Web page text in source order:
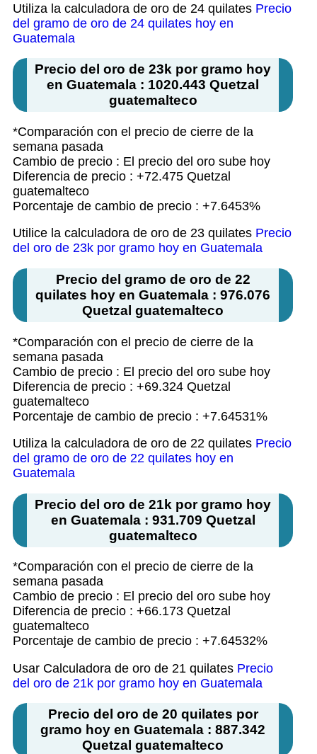
Utiliza la calculadora de oro de 24 quilates Precio
del gramo de oro de 24 quilates hoy en
Guatemala
Precio del oro de 23k por gramo hoy
en Guatemala : 1020.443 Quetzal
guatemalteco
*Comparación con el precio de cierre de la
semana pasada
Cambio de precio : El precio del oro sube hoy
Diferencia de precio : +72.475 Quetzal
guatemalteco
Porcentaje de cambio de precio : +7.6453%
Utilice la calculadora de oro de 23 quilates Precio
del oro de 23k por gramo hoy en Guatemala
Precio del gramo de oro de 22
quilates hoy en Guatemala : 976.076
Quetzal guatemalteco
*Comparación con el precio de cierre de la
semana pasada
Cambio de precio : El precio del oro sube hoy
Diferencia de precio : +69.324 Quetzal
guatemalteco
Porcentaje de cambio de precio : +7.64531%
Utiliza la calculadora de oro de 22 quilates Precio
del gramo de oro de 22 quilates hoy en
Guatemala
Precio del oro de 21k por gramo hoy
en Guatemala : 931.709 Quetzal
guatemalteco
*Comparación con el precio de cierre de la
semana pasada
Cambio de precio : El precio del oro sube hoy
Diferencia de precio : +66.173 Quetzal
guatemalteco
Porcentaje de cambio de precio : +7.64532%
Usar Calculadora de oro de 21 quilates Precio
del oro de 21k por gramo hoy en Guatemala
Precio del oro de 20 quilates por
gramo hoy en Guatemala : 887.342
Quetzal guatemalteco